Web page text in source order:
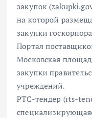
закупок
на которой
закупки
Портал
Московская
закупки
учреждений.
РТС-тендер (rts-